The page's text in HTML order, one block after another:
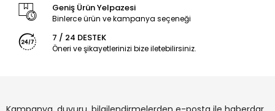
Geniş Ürün Yelpazesi
Binlerce ürün ve kampanya seçeneği
7 / 24 DESTEK
Öneri ve şikayetlerinizi bize iletebilirsiniz.